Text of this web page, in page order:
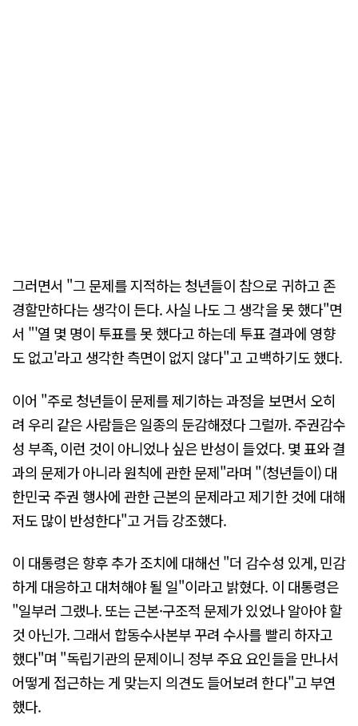
그러면서 "그 문제를 지적하는 청년들이 참으로 귀하고 존
경할만하다는 생각이 든다. 사실 나도 그 생각을 못 했다"면
서 "'열 몇 명이 투표를 못 했다고 하는데 투표 결과에 영향
도 없고'라고 생각한 측면이 없지 않다"고 고백하기도 했다.
이어 "주로 청년들이 문제를 제기하는 과정을 보면서 오히
려 우리 같은 사람들은 일종의 둔감해졌다 그럴까. 주권감수
성 부족, 이런 것이 아니었나 싶은 반성이 들었다. 몇 표와 결
과의 문제가 아니라 원칙에 관한 문제"라며 "(청년들이) 대
한민국 주권 행사에 관한 근본의 문제라고 제기한 것에 대해
저도 많이 반성한다"고 거듭 강조했다.
이 대통령은 향후 추가 조치에 대해선 "더 감수성 있게, 민감
하게 대응하고 대처해야 될 일"이라고 밝혔다. 이 대통령은
"일부러 그랬나. 또는 근본·구조적 문제가 있었나 알아야 할
것 아닌가. 그래서 합동수사본부 꾸려 수사를 빨리 하자고
했다"며 "독립기관의 문제이니 정부 주요 요인들을 만나서
어떻게 접근하는 게 맞는지 의견도 들어보려 한다"고 부연
했다.